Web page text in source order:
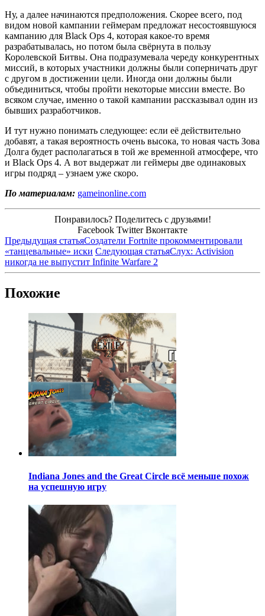
Ну, а далее начинаются предположения. Скорее всего, под
видом новой кампании геймерам предложат несостоявшуюся
кампанию для Black Ops 4, которая какое-то время
разрабатывалась, но потом была свёрнута в пользу
Королевской Битвы. Она подразумевала череду конкурентных
миссий, в которых участники должны были соперничать друг
с другом в достижении цели. Иногда они должны были
объединиться, чтобы пройти некоторые миссии вместе. Во
всяком случае, именно о такой кампании рассказывал один из
бывших разработчиков.
И тут нужно понимать следующее: если её действительно
добавят, а такая вероятность очень высока, то новая часть Зова
Долга будет располагаться в той же временной атмосфере, что
и Black Ops 4. А вот выдержат ли геймеры две одинаковых
игры подряд – узнаем уже скоро.
По материалам: gameinonline.com
Понравилось? Поделитесь с друзьями!
Facebook Twitter Вконтакте
Предыдущая статьяСоздатели Fortnite прокомментировали
«танцевальные» иски Следующая статьяСлух: Activision
никогда не выпустит Infinite Warfare 2
Похожие
Indiana Jones and the Great Circle всё меньше похож
на успешную игру